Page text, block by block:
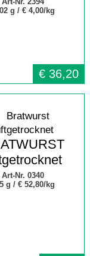
g /€ 4,00/kg
€ 36,20
Art-Nr. 0340
g /€ 52,80/kg